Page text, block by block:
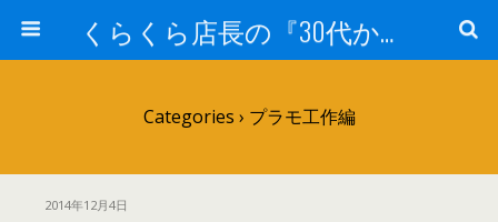
くらくら店長の『30代からのガンプラ工作』
Categories › プラモ工作編
2014年12月4日